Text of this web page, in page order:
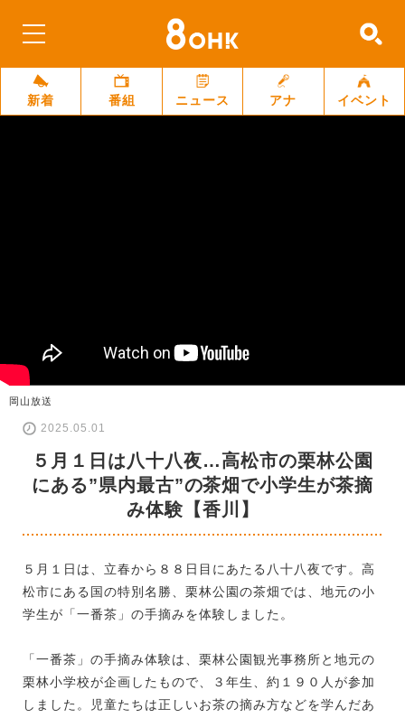
新着 番組 ニュース アナ イベント
岡山放送
2025.05.01
５月１日は八十八夜…高松市の栗林公園
にある”県内最古”の茶畑で小学生が茶摘
み体験【香川】
５月１日は、立春から８８日目にあたる八十八夜です。高
松市にある国の特別名勝、栗林公園の茶畑では、地元の小
学生が「一番茶」の手摘みを体験しました。
「一番茶」の手摘み体験は、栗林公園観光事務所と地元の
栗林小学校が企画したもので、３年生、約１９０人が参加
しました。児童たちは正しいお茶の摘み方などを学んだあ